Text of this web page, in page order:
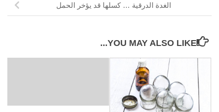
الغدة الدرقية … كسلها قد يؤخر الحمل
YOU MAY ALSO LIKE...